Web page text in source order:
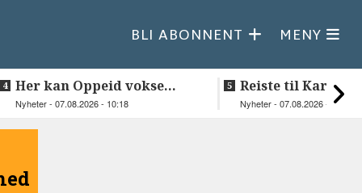
BLI ABONNENT MENY
Her kan Oppeid vokse
videre
Nyheter - 07.08.2026 - 10:18
Reiste til
vie Ellen og
Nyheter - 07.08.2026 - 08:30